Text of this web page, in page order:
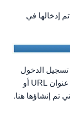
إدخالها في
الدخول
إلى "لوحة الويب" من خلال تغيير المنفذ على عنوان URL أو